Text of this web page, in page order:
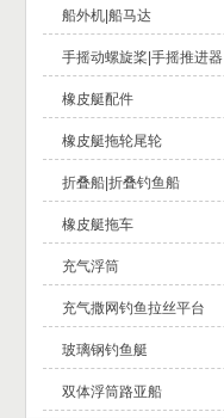
船外机|船马达
手摇动螺旋桨|手摇推进器
橡皮艇配件
橡皮艇拖轮尾轮
折叠船|折叠钓鱼船
橡皮艇拖车
充气浮筒
充气撒网钓鱼拉丝平台
玻璃钢钓鱼艇
双体浮筒路亚船